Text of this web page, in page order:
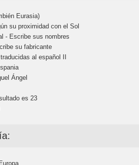
Eurasia)
su proximidad con el Sol
- Escribe sus nombres
su fabricante
al español II
Ángel
es 23